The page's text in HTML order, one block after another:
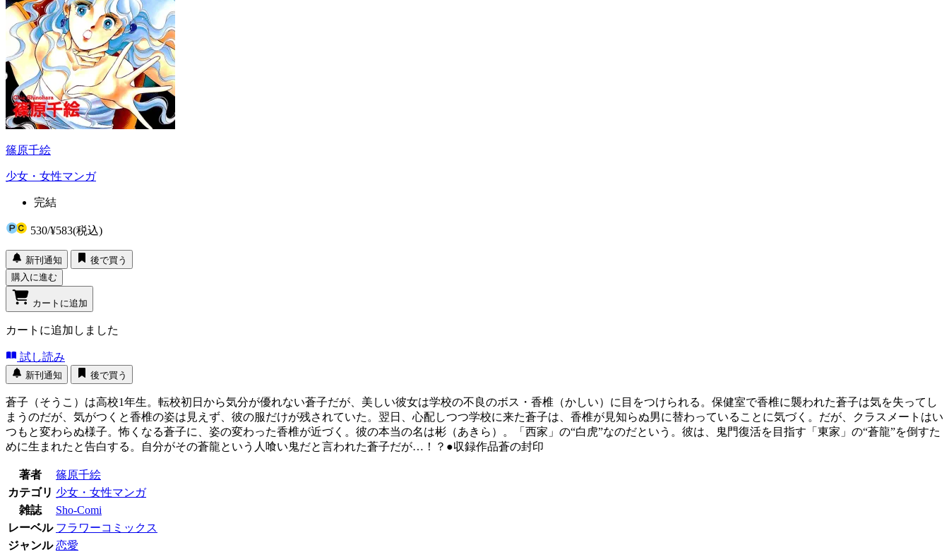
篠原千絵
少女・女性マンガ
完結
530/¥583(税込)
新刊通知
後で買う
購入に進む
カートに追加
カートに追加しました
試し読み
新刊通知 後で買う
蒼子（そうこ）は高校1年生。転校初日から気分が優れない蒼子だが、美しい彼女は学校の不良のボス・香椎（かしい）に目をつけられる。保健室で香椎に襲われた蒼子は気を失ってし
まうのだが、気がつくと香椎の姿は見えず、彼の服だけが残されていた。翌日、心配しつつ学校に来た蒼子は、香椎が見知らぬ男に替わっていることに気づく。だが、クラスメートはい
つもと変わらぬ様子。怖くなる蒼子に、姿の変わった香椎が近づく。彼の本当の名は彬（あきら）。「西家」の“白虎”なのだという。彼は、鬼門復活を目指す「東家」の“蒼龍”を倒すた
めに生まれたと告白する。自分がその蒼龍という人喰い鬼だと言われた蒼子だが…！？●収録作品蒼の封印
著者
篠原千絵
カテゴリ 少女・女性マンガ
雑誌
Sho-Comi
レーベル フラワーコミックス
ジャンル 恋愛